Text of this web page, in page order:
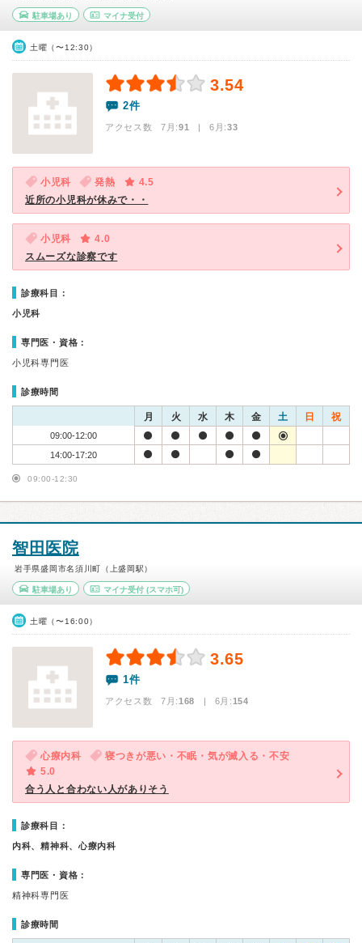
駐車場あり マイナ受付
土曜（〜12:30）
3.54
2件
アクセス数 7月:91 | 6月:33
小児科 発熱
4.5
近所の小児科が休みで・・
小児科
4.0
スムーズな診察です
診療科目：
小児科
専門医・資格：
小児科専門医
診療時間
月 火 水 木 金 土 日 祝
09:00-12:00
14:00-17:20
09:00-12:30
智田医院
岩手県盛岡市名須川町（上盛岡駅）
駐車場あり マイナ受付(スマホ可)
土曜（〜16:00）
3.65
1件
アクセス数 7月:168 | 6月:154
心療内科
寝つきが悪い・不眠・気が滅入る・不安
5.0
合う人と合わない人がありそう
診療科目：
内科、精神科、心療内科
専門医・資格：
精神科専門医
診療時間